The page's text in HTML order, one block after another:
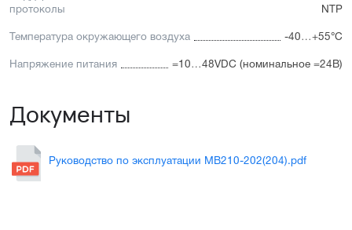
протоколы
NTP
Температура окружающего воздуха -40…+55°С
Напряжение питания =10…48VDC (номинальное =24В)
Документы
Руководство по эксплуатации МВ210-202(204).pdf